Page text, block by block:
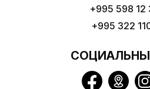
+995 598 12
+995 322